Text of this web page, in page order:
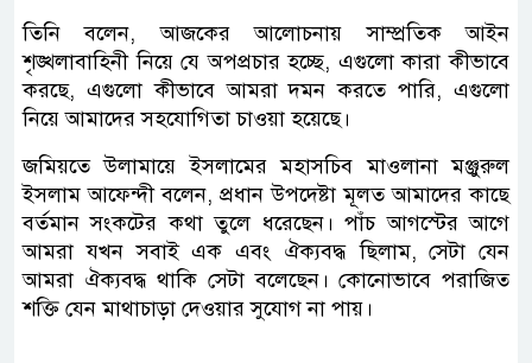
তিনি বলেন, আজকের আলোচনায় সাম্প্রতিক আইন
শৃঙ্খলাবাহিনী নিয়ে যে অপপ্রচার হচ্ছে, এগুলো কারা কীভাবে
করছে, এগুলো কীভাবে আমরা দমন করতে পারি, এগুলো
নিয়ে আমাদের সহযোগিতা চাওয়া হয়েছে।
জমিয়তে উলামায়ে ইসলামের মহাসচিব মাওলানা মঞ্জুরুল
ইসলাম আফেন্দী বলেন, প্রধান উপদেষ্টা মূলত আমাদের কাছে
বর্তমান সংকটের কথা তুলে ধরেছেন। পাঁচ আগস্টের আগে
আমরা যখন সবাই এক এবং ঐক্যবদ্ধ ছিলাম, সেটা যেন
আমরা ঐক্যবদ্ধ থাকি সেটা বলেছেন। কোনোভাবে পরাজিত
শক্তি যেন মাথাচাড়া দেওয়ার সুযোগ না পায়।